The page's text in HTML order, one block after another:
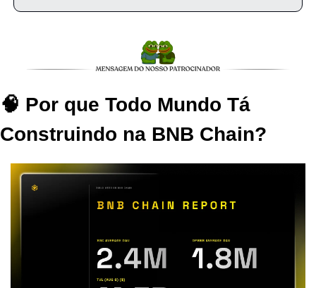
🧠 Por que Todo Mundo Tá
Construindo na BNB Chain?